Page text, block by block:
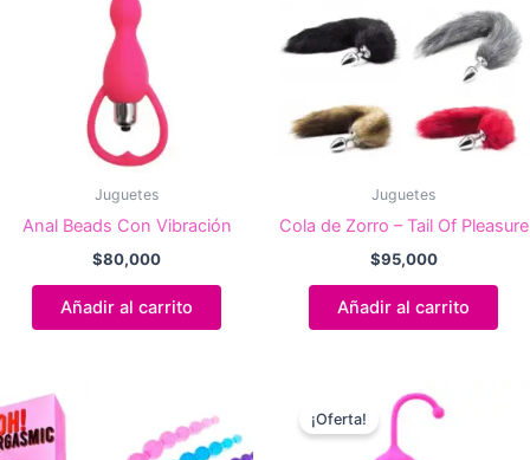
Juguetes
Anal Beads Con Vibración
$80,000
Añadir al carrito
Juguetes
Cola de Zorro – Tail Of Pleasure
$95,000
Añadir al carrito
¡Oferta!